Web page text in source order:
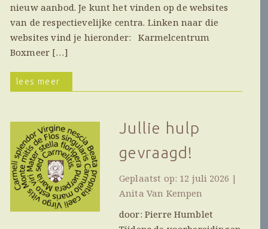
nieuw aanbod. Je kunt het vinden op de websites
van de respectievelijke centra. Linken naar die
websites vind je hieronder: Karmelcentrum
Boxmeer […]
lees meer
Jullie hulp
gevraagd!
Geplaatst op: 12 juli 2026 |
Anita Van Kempen
door: Pierre Humblet